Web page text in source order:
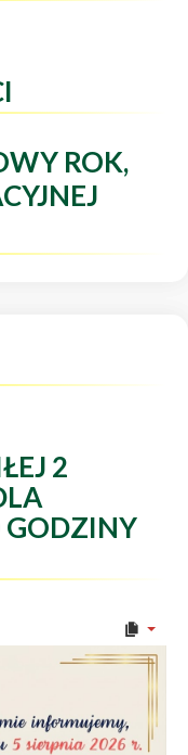
ROK,
2
GODZINY